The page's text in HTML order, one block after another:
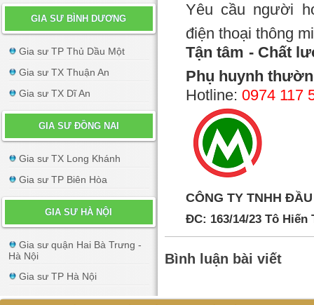
GIA SƯ BÌNH DƯƠNG
Gia sư TP Thủ Dầu Một
Gia sư TX Thuận An
Gia sư TX Dĩ An
GIA SƯ ĐỒNG NAI
Gia sư TX Long Khánh
Gia sư TP Biên Hòa
GIA SƯ HÀ NỘI
Gia sư quận Hai Bà Trưng -
Hà Nội
Gia sư TP Hà Nội
Yêu cầu người
điện thoại thông
Tận tâm - Chất
Phụ huynh
Hotline: 0974 117
CÔNG TY TNHH
ĐC: 163/14/23 Tô Hiến
Bình luận bài viết